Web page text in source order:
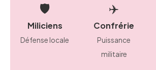
🛡️
Miliciens
Défense locale
✈️
Confrérie
Puissance
militaire